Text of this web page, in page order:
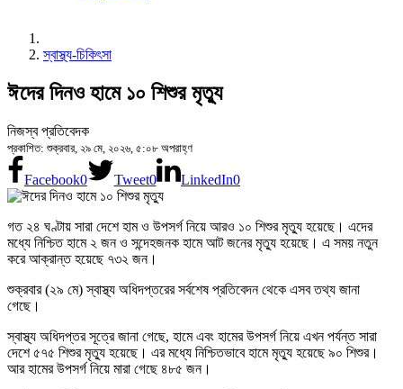
স্বাস্থ্য-চিকিৎসা
ঈদের দিনও হামে ১০ শিশুর মৃত্যু
নিজস্ব প্রতিবেদক
প্রকাশিত: শুক্রবার, ২৯ মে, ২০২৬, ৫:০৮ অপরাহ্ণ
Facebook0 Tweet0 LinkedIn0
গত ২৪ ঘণ্টায় সারা দেশে হাম ও উপসর্গ নিয়ে আরও ১০ শিশুর মৃত্যু হয়েছে। এদের
মধ্যে নিশ্চিত হামে ২ জন ও সন্দেহজনক হামে আট জনের মৃত্যু হয়েছে। এ সময় নতুন
করে আক্রান্ত হয়েছে ৭৩২ জন।
শুক্রবার (২৯ মে) স্বাস্থ্য অধিদপ্তরের সর্বশেষ প্রতিবেদন থেকে এসব তথ্য জানা
গেছে।
স্বাস্থ্য অধিদপ্তর সূত্রে জানা গেছে, হামে এবং হামের উপসর্গ নিয়ে এখন পর্যন্ত সারা
দেশে ৫৭৫ শিশুর মৃত্যু হয়েছে। এর মধ্যে নিশ্চিতভাবে হামে মৃত্যু হয়েছে ৯০ শিশুর।
আর হামের উপসর্গ নিয়ে মারা গেছে ৪৮৫ জন।